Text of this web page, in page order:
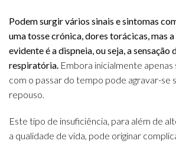
Podem surgir vários sinais e sintomas
uma tosse crónica, dores torácicas, mas
evidente é a dispneia, ou seja, a
respiratória. Embora inicialmente apenas
com o passar do tempo pode agravar-se
repouso.
Este tipo de insuficiência, para além de
a qualidade de vida, pode originar